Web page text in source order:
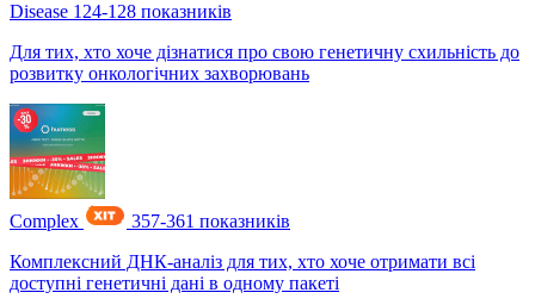
Disease 124-128 показників
Для тих, хто хоче дізнатися про свою генетичну схильність до
розвитку онкологічних захворювань
Complex
357-361 показників
Комплексний ДНК-аналіз для тих, хто хоче отримати всі
доступні генетичні дані в одному пакеті